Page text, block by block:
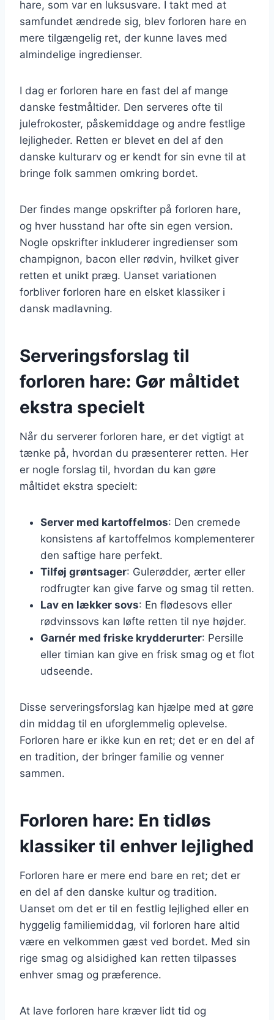
hare, som var en luksusvare. I takt med at
samfundet ændrede sig, blev forloren hare en
mere tilgængelig ret, der kunne laves med
almindelige ingredienser.
I dag er forloren hare en fast del af mange
danske festmåltider. Den serveres ofte til
julefrokoster, påskemiddage og andre festlige
lejligheder. Retten er blevet en del af den
danske kulturarv og er kendt for sin evne til at
bringe folk sammen omkring bordet.
Der findes mange opskrifter på forloren hare,
og hver husstand har ofte sin egen version.
Nogle opskrifter inkluderer ingredienser som
champignon, bacon eller rødvin, hvilket giver
retten et unikt præg. Uanset variationen
forbliver forloren hare en elsket klassiker i
dansk madlavning.
Serveringsforslag til
forloren hare: Gør måltidet
ekstra specielt
Når du serverer forloren hare, er det vigtigt at
tænke på, hvordan du præsenterer retten. Her
er nogle forslag til, hvordan du kan gøre
måltidet ekstra specielt:
Server med kartoffelmos: Den cremede
konsistens af kartoffelmos komplementerer
den saftige hare perfekt.
Tilføj grøntsager: Gulerødder, ærter eller
rodfrugter kan give farve og smag til retten.
Lav en lækker sovs: En flødesovs eller
rødvinssovs kan løfte retten til nye højder.
Garnér med friske krydderurter: Persille
eller timian kan give en frisk smag og et flot
udseende.
Disse serveringsforslag kan hjælpe med at gøre
din middag til en uforglemmelig oplevelse.
Forloren hare er ikke kun en ret; det er en del af
en tradition, der bringer familie og venner
sammen.
Forloren hare: En tidløs
klassiker til enhver lejlighed
Forloren hare er mere end bare en ret; det er
en del af den danske kultur og tradition.
Uanset om det er til en festlig lejlighed eller en
hyggelig familiemiddag, vil forloren hare altid
være en velkommen gæst ved bordet. Med sin
rige smag og alsidighed kan retten tilpasses
enhver smag og præference.
At lave forloren hare kræver lidt tid og